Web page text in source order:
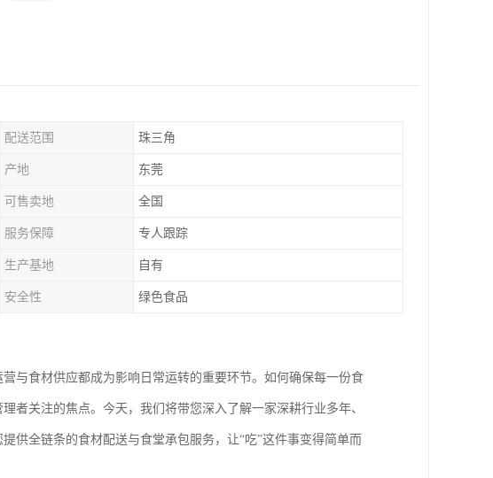
配送范围 珠三角
产地 东莞
可售卖地 全国
服务保障 专人跟踪
生产基地 自有
安全性 绿色食品
与食材供应都成为影响日常运转的重要环节。如何确保每一份食
者关注的焦点。今天，我们将带您深入了解一家深耕行业多年、
全链条的食材配送与食堂承包服务，让“吃”这件事变得简单而